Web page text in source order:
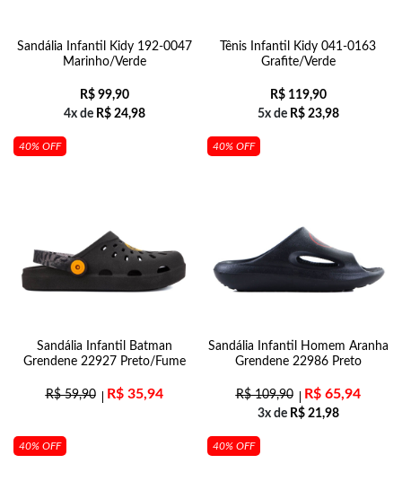
Sandália Infantil Kidy 192-0047
Marinho/Verde
R$99,90
4x de R$24,98
Tênis Infantil Kidy 041-0163
Grafite/Verde
R$119,90
5x de R$23,98
40% OFF
Sandália Infantil Batman
Grendene 22927 Preto/Fume
R$59,90 R$35,94
40% OFF
Sandália Infantil Homem Aranha
Grendene 22986 Preto
R$109,90 R$65,94
3x de R$21,98
40% OFF 40% OFF